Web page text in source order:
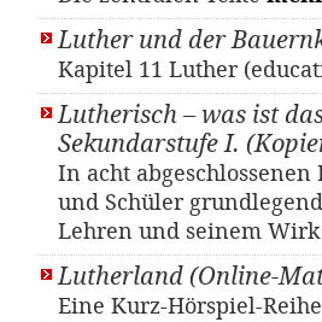
Luther und der
Kapitel 11 Luther
Lutherisch – was ist
Sekundarstufe I.
In acht
und Schüler
Lehren und seinem
Lutherland (Online-
Eine Kurz-Hörspiel-